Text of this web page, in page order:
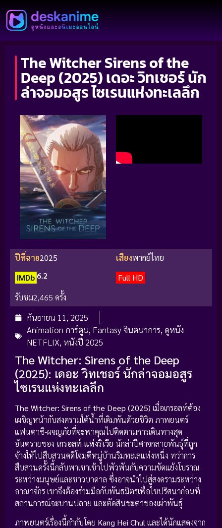
The Witcher Sirens of the
Deep (2025) เดอะ วิทเชอร์ นัก
ล่าจอมอสูร ไซเรนแห่งทะเลลึก
ปีที่ฉาย2025 เสียงพากย์ไทย
IMDb 6.2
Full HD
รับชม2,465 ครั้ง
กันยายน 11, 2025
Animation การ์ตูน, Fantasy จินตนาการ, ดูหนัง
NETFLIX, หนังปี 2025
The Witcher: Sirens of the Deep
(2025): เดอะ วิทเชอร์ นักล่าจอมอสูร
ไซเรนแห่งทะเลลึก
The Witcher: Sirens of the Deep (2025) เมื่อเกรอลท์ต้อง
เผชิญหน้ากับสงครามใต้น้ำที่เดิมพันด้วยชีวิต ภาพยนตร์
แฟนตาซี-ผจญภัยที่จะพาคุณไปติดตามการเดินทางสุด
อันตรายของ เกรอลท์ แห่งริเวีย นักล่าปีศาจกลายพันธุ์ที่ถูก
จ้างให้ไปสืบสวนคดีโจมตีหมู่บ้านริมทะเลแห่งหนึ่ง ทว่าการ
สืบสวนครั้งนี้กลับพาเขาเข้าไปพัวพันกับความขัดแย้งโบราณ
ระหว่างมนุษย์และชาวบาดาล ซึ่งอาจนำไปสู่สงครามระหว่าง
อาณาจักร เขาจึงต้องร่วมมือกับพันธมิตรเพื่อไขปริศนาก่อนที่
สถานการณ์จะบานปลาย และตัดสินชะตาของเผ่าพันธุ์
ภาพยนตร์เรื่องนี้กำกับโดย Kang Hei Chul และได้นักแสดงจาก